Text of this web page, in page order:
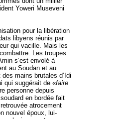
Yoweri Museveni
pour la libération
libyens réunis par
qui vacille. Mais les
Les troupes
s’est envolé à
au Soudan et au
mains brutales d’Idi
qui suggérait de «faire
personne depuis
en bordée fait
atrocement
nouvel époux, lui-